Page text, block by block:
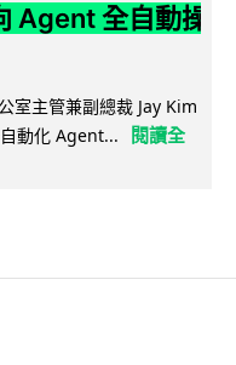
Agent 全自動操
室主管兼副總裁 Jay Kim
動化 Agent...
閱讀全